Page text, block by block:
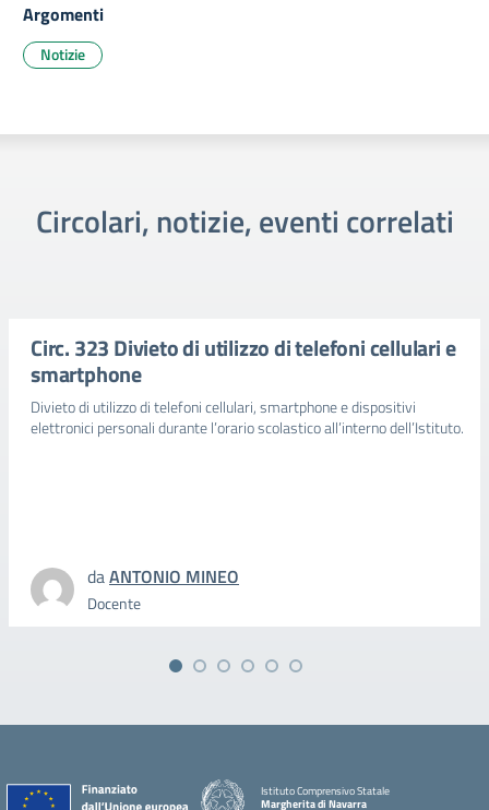
Argomenti
Notizie
Circolari, notizie, eventi correlati
Circ. 323 Divieto di utilizzo di telefoni cellulari e
smartphone
Divieto di utilizzo di telefoni cellulari, smartphone e dispositivi
elettronici personali durante l’orario scolastico all’interno dell’Istituto.
daANTONIO MINEO
Docente
Istituto Comprensivo Statale
Margherita di Navarra